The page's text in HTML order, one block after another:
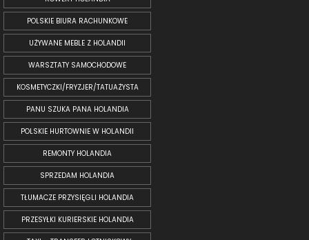
POLSKIE BIURA RACHUNKOWE
UŻYWANE MEBLE Z HOLANDII
WARSZTATY SAMOCHODOWE
KOSMETYCZKI/FRYZJER/TATUAŻYSTA
PANU SZUKA PANA HOLANDIA
POLSKIE HURTOWNIE W HOLANDII
REMONTY HOLANDIA
SPRZEDAM HOLANDIA
TŁUMACZE PRZYSIĘGLI HOLANDIA
PRZESYŁKI KURIERSKIE HOLANDIA